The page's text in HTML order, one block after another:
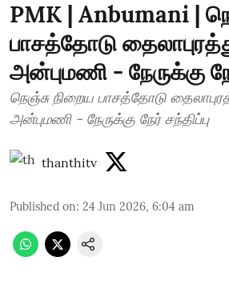
PMK | Anbumani |
பாசத்தோடு
அன்புமணி - நேருக்கு
நெஞ்சு நிறைய பாசத்தோடு
அன்புமணி - நேருக்கு நேர் சந்திப்பு
thanthitv
Published on: 24 Jun 2026, 6:04 am